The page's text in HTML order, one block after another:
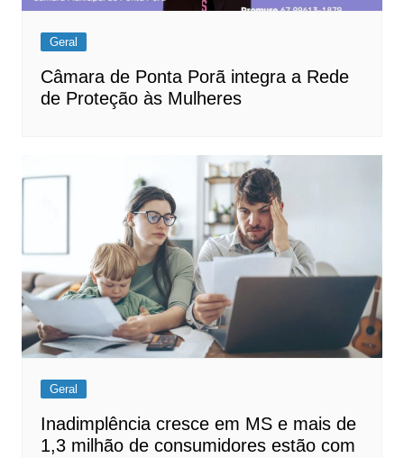
Geral
Câmara de Ponta Porã integra a Rede
de Proteção às Mulheres
Geral
Inadimplência cresce em MS e mais de
1,3 milhão de consumidores estão com